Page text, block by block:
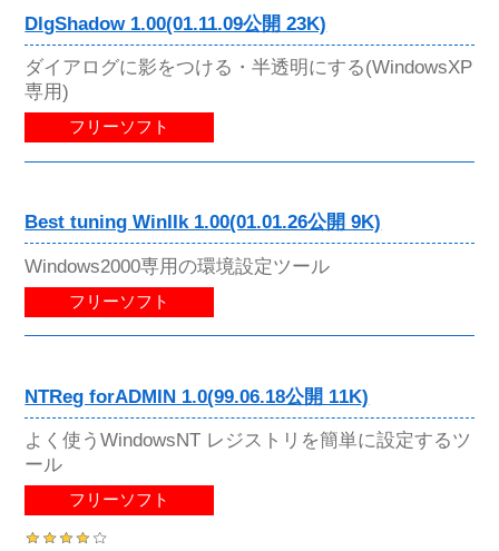
DlgShadow 1.00(01.11.09公開 23K)
ダイアログに影をつける・半透明にする(WindowsXP
専用)
フリーソフト
Best tuning WinIIk 1.00(01.01.26公開 9K)
Windows2000専用の環境設定ツール
フリーソフト
NTReg forADMIN 1.0(99.06.18公開 11K)
よく使うWindowsNT レジストリを簡単に設定するツ
ール
フリーソフト